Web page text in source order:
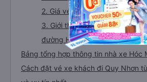
2. Giá vé xe Hóc Môn - Quy
3. Giới thiệu, tư vấn các dòng
đường Hóc Môn đi Quy Nhơn
Bảng tổng hợp thông tin nhà xe Hóc
Cách đặt vé xe khách đi Quy Nhơn